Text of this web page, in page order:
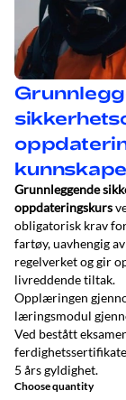
Grunnleggende
oppdateringskurs
obligatorisk krav
fartøy, uavhengig
regelverket og gir
livreddende tiltak.
Opplæringen
læringsmodul
Ved bestått
5 års gyldighet.
Choose quantity